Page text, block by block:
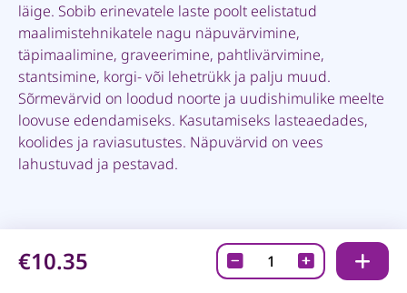
läige. Sobib erinevatele laste poolt eelistatud
maalimistehnikatele nagu näpuvärvimine,
täpimaalimine, graveerimine, pahtlivärvimine,
stantsimine, korgi- või lehetrükk ja palju muud.
Sõrmevärvid on loodud noorte ja uudishimulike meelte
loovuse edendamiseks. Kasutamiseks lasteaedades,
koolides ja raviasutustes. Näpuvärvid on vees
lahustuvad ja pestavad.
€10.35
Ökonorm
punane